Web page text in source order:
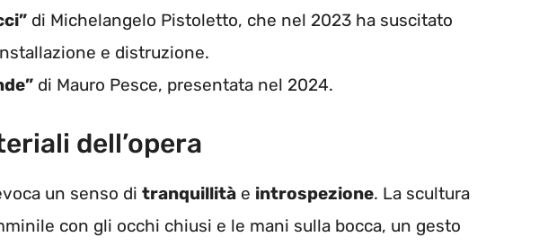
di Michelangelo Pistoletto, che nel 2023 ha suscitato
e distruzione.
di Mauro Pesce, presentata nel 2024.
dell’opera
un senso di tranquillità e introspezione. La scultura
con gli occhi chiusi e le mani sulla bocca, un gesto